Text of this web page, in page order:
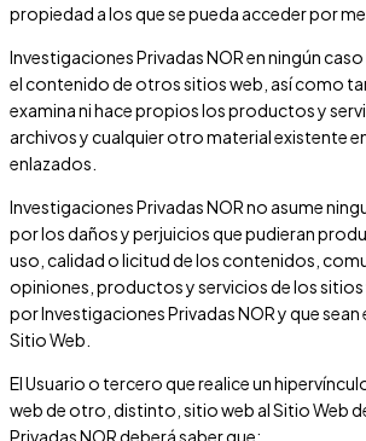
propiedad a los que se pueda acceder por
Investigaciones Privadas NORen ningún
el contenido de otros sitios web, así como
examina ni hace propios los productos y
archivos y cualquier otro material existente
enlazados.
Investigaciones Privadas NORno asume
por los daños y perjuicios que pudieran
uso, calidad o licitud de los contenidos,
opiniones, productos y servicios de los
porInvestigaciones Privadas NORy que sean
Sitio Web.
El Usuario o tercero que realice un
web de otro, distinto, sitio web al Sitio Web
Privadas NORdeberá saber que: